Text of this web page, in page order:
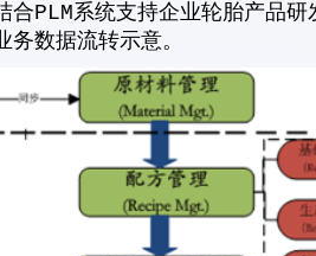
合PLM系统支持企业轮胎产品
数据流转示意。